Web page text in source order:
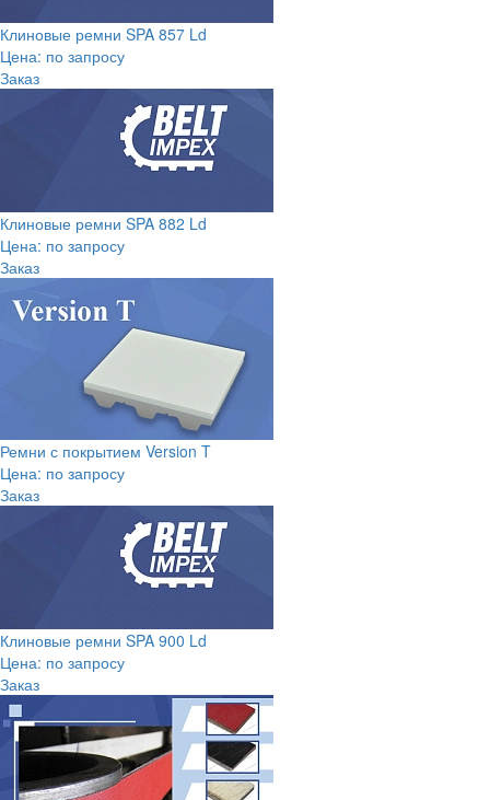
Клиновые ремни SPA 857 Ld
Цена: по запросу
Заказ
Клиновые ремни SPA 882 Ld
Цена: по запросу
Заказ
Ремни с покрытием Version T
Цена: по запросу
Заказ
Клиновые ремни SPA 900 Ld
Цена: по запросу
Заказ